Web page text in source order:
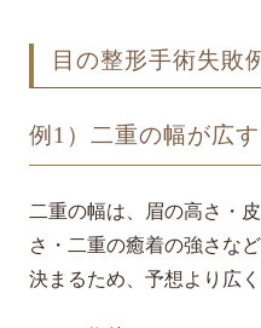
目の整形手術失敗
例1）二重の幅が広
二重の幅は、眉の高さ・
さ・二重の癒着の強さな
決まるため、予想より広